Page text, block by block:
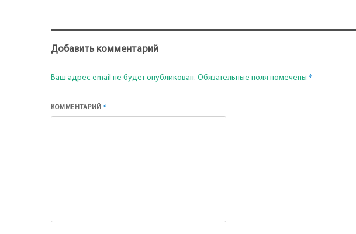
Добавить комментарий
Ваш адрес email не будет опубликован. Обязательные поля помечены *
КОММЕНТАРИЙ*